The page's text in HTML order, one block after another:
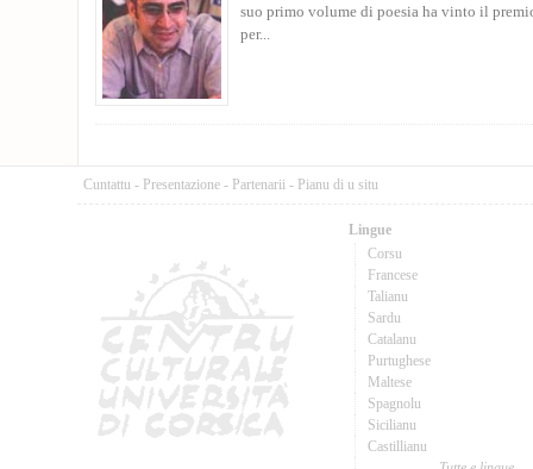
suo primo volume di poesia ha vinto il
per...
Cuntattu - Presentazione - Partenarii - Pianu di u situ
Lingue
Corsu
Francese
Talianu
Sardu
Catalanu
Purtughese
Maltese
Spagnolu
Sicilianu
Castillianu